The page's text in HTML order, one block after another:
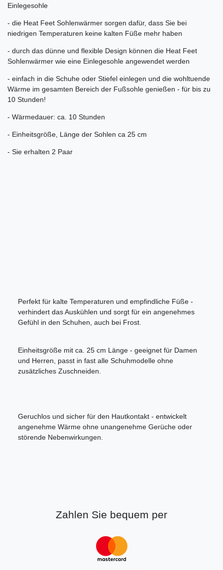
Einlegesohle
- die Heat Feet Sohlenwärmer sorgen dafür, dass Sie bei
niedrigen Temperaturen keine kalten Füße mehr haben
- durch das dünne und flexible Design können die Heat Feet
Sohlenwärmer wie eine Einlegesohle angewendet werden
- einfach in die Schuhe oder Stiefel einlegen und die wohltuende
Wärme im gesamten Bereich der Fußsohle genießen - für bis zu
10 Stunden!
- Wärmedauer: ca. 10 Stunden
- Einheitsgröße, Länge der Sohlen ca 25 cm
- Sie erhalten 2 Paar
Perfekt für kalte Temperaturen und empfindliche Füße -
verhindert das Auskühlen und sorgt für ein angenehmes
Gefühl in den Schuhen, auch bei Frost.
Einheitsgröße mit ca. 25 cm Länge - geeignet für Damen
und Herren, passt in fast alle Schuhmodelle ohne
zusätzliches Zuschneiden.
Geruchlos und sicher für den Hautkontakt - entwickelt
angenehme Wärme ohne unangenehme Gerüche oder
störende Nebenwirkungen.
Zahlen Sie bequem per